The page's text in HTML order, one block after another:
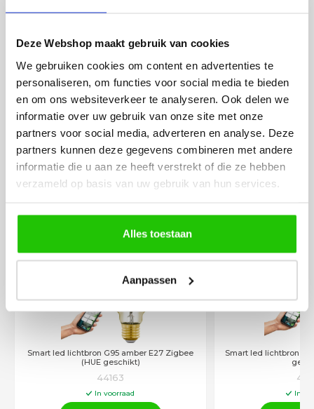
Deze Webshop maakt gebruik van cookies
We gebruiken cookies om content en advertenties te
personaliseren, om functies voor social media te bieden
en om ons websiteverkeer te analyseren. Ook delen we
informatie over uw gebruik van onze site met onze
partners voor social media, adverteren en analyse. Deze
partners kunnen deze gegevens combineren met andere
informatie die u aan ze heeft verstrekt of die ze hebben
verzameld op basis van uw gebruik van hun services.
Alles toestaan
Aanpassen
eenvoudig te
MEER PRODUCTEN
UIT DE SERIE SMART
Alle producten uit deze serie
Smart led lichtbron G95 amber E27 Zigbee
(HUE geschikt)
€
44163
In voorraad
Smart led lichtbron
In